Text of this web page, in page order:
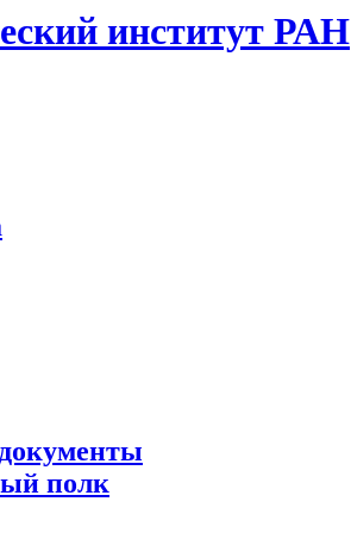
институт РАН
полк